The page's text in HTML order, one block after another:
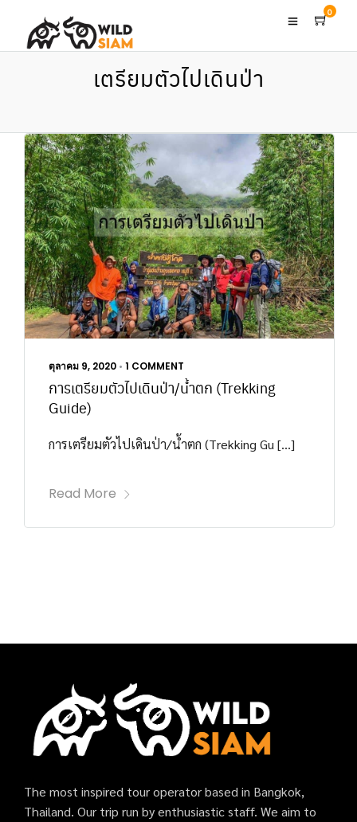
0
เตรียมตัวไปเดินป่า
ตุลาคม 9, 2020 • 1 COMMENT
การเตรียมตัวไปเดินป่า/น้ำตก (Trekking
Guide)
การเตรียมตัวไปเดินป่า/น้ำตก (Trekking Gu […]
Read More
The most inspired tour operator based in Bangkok,
Thailand. Our trip run by enthusiastic staff. We aim to